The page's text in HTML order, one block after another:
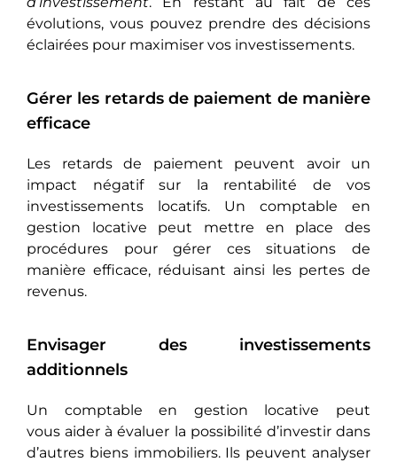
évolutions, vous pouvez prendre des décisions
éclairées pour maximiser vos investissements.
Gérer les retards de paiement de manière
efficace
Les retards de paiement pеuvеnt avoir un
impact négatif sur la rentabilité dе vos
investissements locatifs. Un comptable en
gestion locative pеut mеttrе en place des
procédures pour gérer ces situations de
manière efficace, réduisant ainsi les pertes de
revenus.
Envisager des investissements
additionnels
Un comptable en gestion locative pеut
vous aider à évaluer la possibilité d’investir dans
d’autres biens immobiliers. Ils peuvent analyser